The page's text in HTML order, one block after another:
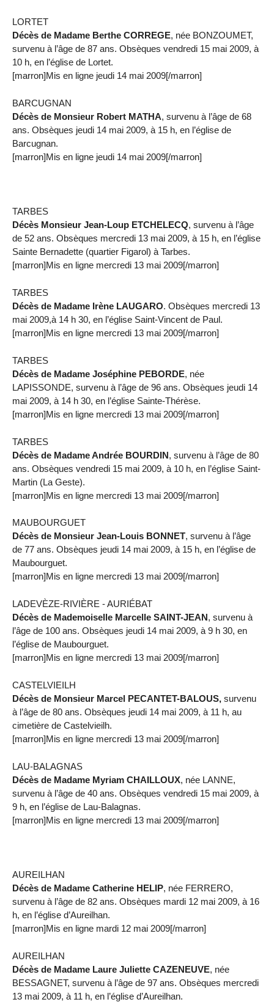
LORTET
Décès de Madame Berthe CORREGE, née BONZOUMET,
survenu à l’âge de 87 ans. Obsèques vendredi 15 mai 2009, à
10 h, en l’église de Lortet.
[marron]Mis en ligne jeudi 14 mai 2009[/marron]
BARCUGNAN
Décès de Monsieur Robert MATHA, survenu à l’âge de 68
ans. Obsèques jeudi 14 mai 2009, à 15 h, en l’église de
Barcugnan.
[marron]Mis en ligne jeudi 14 mai 2009[/marron]
TARBES
Décès Monsieur Jean-Loup ETCHELECQ, survenu à l’âge
de 52 ans. Obsèques mercredi 13 mai 2009, à 15 h, en l’église
Sainte Bernadette (quartier Figarol) à Tarbes.
[marron]Mis en ligne mercredi 13 mai 2009[/marron]
TARBES
Décès de Madame Irène LAUGARO. Obsèques mercredi 13
mai 2009,à 14 h 30, en l’église Saint-Vincent de Paul.
[marron]Mis en ligne mercredi 13 mai 2009[/marron]
TARBES
Décès de Madame Joséphine PEBORDE, née
LAPISSONDE, survenu à l’âge de 96 ans. Obsèques jeudi 14
mai 2009, à 14 h 30, en l’église Sainte-Thérèse.
[marron]Mis en ligne mercredi 13 mai 2009[/marron]
TARBES
Décès de Madame Andrée BOURDIN, survenu à l’âge de 80
ans. Obsèques vendredi 15 mai 2009, à 10 h, en l’église Saint-
Martin (La Geste).
[marron]Mis en ligne mercredi 13 mai 2009[/marron]
MAUBOURGUET
Décès de Monsieur Jean-Louis BONNET, survenu à l’âge
de 77 ans. Obsèques jeudi 14 mai 2009, à 15 h, en l’église de
Maubourguet.
[marron]Mis en ligne mercredi 13 mai 2009[/marron]
LADEVÈZE-RIVIÈRE - AURIÉBAT
Décès de Mademoiselle Marcelle SAINT-JEAN, survenu à
l’âge de 100 ans. Obsèques jeudi 14 mai 2009, à 9 h 30, en
l’église de Maubourguet.
[marron]Mis en ligne mercredi 13 mai 2009[/marron]
CASTELVIEILH
Décès de Monsieur Marcel PECANTET-BALOUS, survenu
à l’âge de 80 ans. Obsèques jeudi 14 mai 2009, à 11 h, au
cimetière de Castelvieilh.
[marron]Mis en ligne mercredi 13 mai 2009[/marron]
LAU-BALAGNAS
Décès de Madame Myriam CHAILLOUX, née LANNE,
survenu à l’âge de 40 ans. Obsèques vendredi 15 mai 2009, à
9 h, en l’église de Lau-Balagnas.
[marron]Mis en ligne mercredi 13 mai 2009[/marron]
AUREILHAN
Décès de Madame Catherine HELIP, née FERRERO,
survenu à l’âge de 82 ans. Obsèques mardi 12 mai 2009, à 16
h, en l’église d’Aureilhan.
[marron]Mis en ligne mardi 12 mai 2009[/marron]
AUREILHAN
Décès de Madame Laure Juliette CAZENEUVE, née
BESSAGNET, survenu à l’âge de 97 ans. Obsèques mercredi
13 mai 2009, à 11 h, en l’église d’Aureilhan.